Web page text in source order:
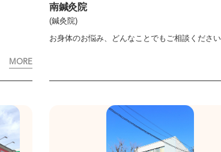
MORE
南鍼灸院
(鍼灸院)
お身体のお悩み、どんなことでもご相談ください